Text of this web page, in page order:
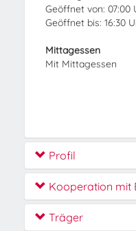
Geöffnet von: 07:00
Geöffnet bis: 16:30
Mittagessen
Mit Mittagessen
Profil
Kooperation mit
Träger